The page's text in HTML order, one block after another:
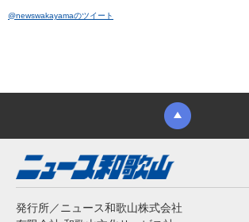
@newswakayamaのツイート
発行所／ニュース和歌山株式会社